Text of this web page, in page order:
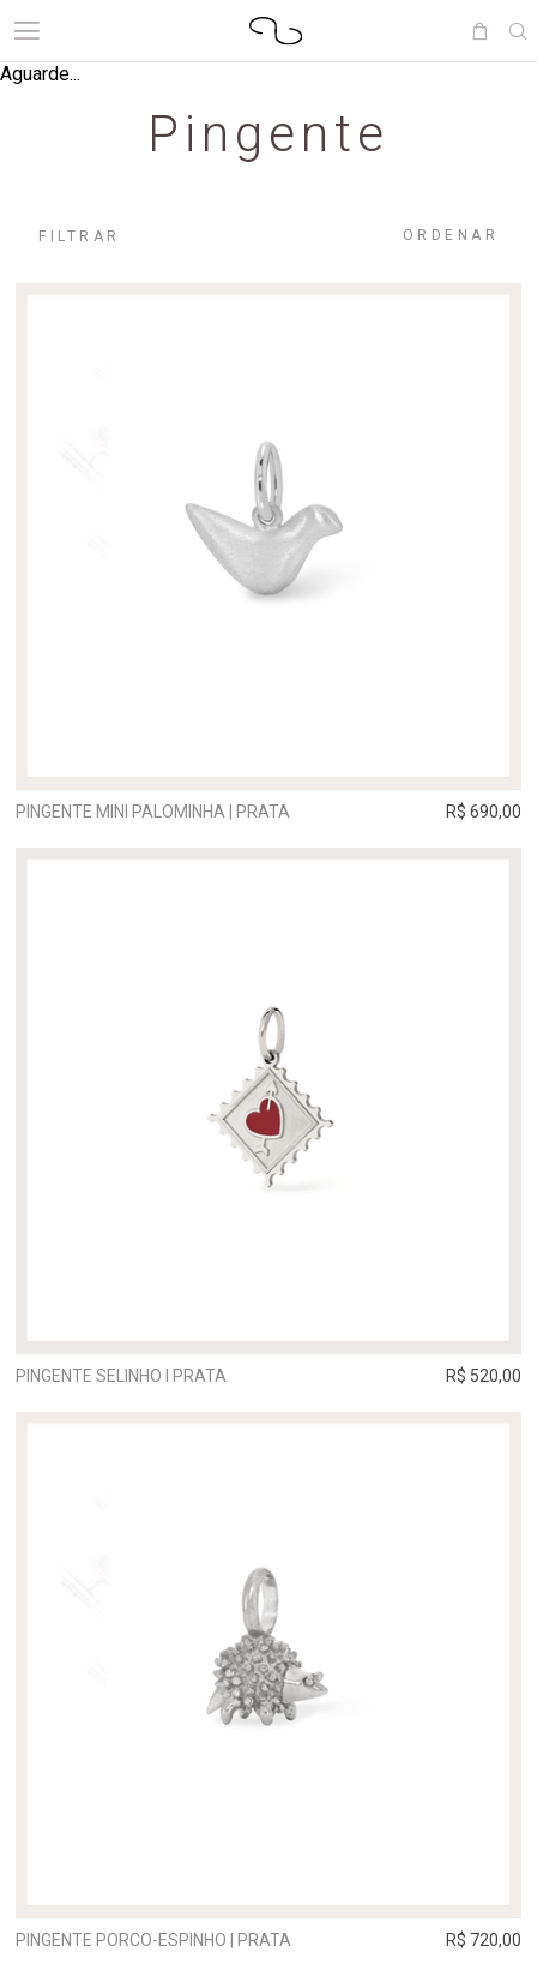
Aguarde...
Pingente
FILTRAR ORDENAR
PINGENTE MINI PALOMINHA | PRATA R$ 690,00
PINGENTE SELINHO I PRATA R$ 520,00
PINGENTE PORCO-ESPINHO | PRATA R$ 720,00